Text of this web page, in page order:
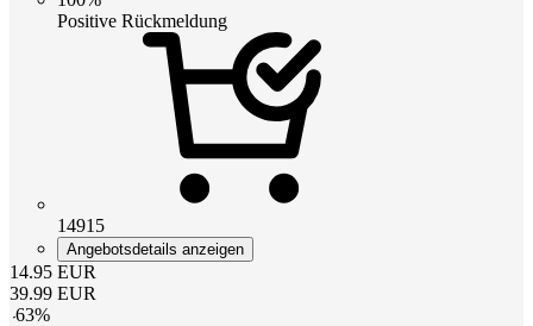
Positive Rückmeldung
14915
Angebotsdetails anzeigen
14.95 EUR
39.99 EUR
-63%